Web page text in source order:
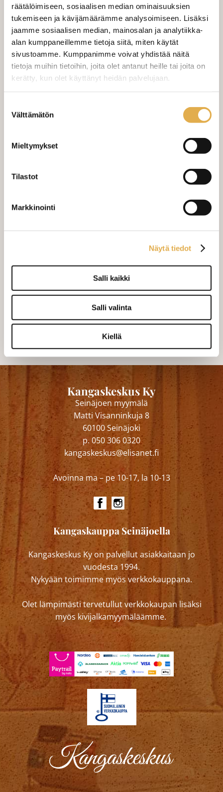
räätälöimiseen, sosiaalisen median ominaisuuksien
tukemiseen ja kävijämäärämme analysoimiseen. Lisäksi
jaamme sosiaalisen median, mainosalan ja analytiikka-
alan kumppaneillemme tietoja siitä, miten käytät
sivustoamme. Kumppanimme voivat yhdistää näitä
tietoja muihin tietoihin, joita olet antanut heille tai joita on
kerätty, kun olet käyttänyt heidän palvelujaan.
valinta
Välttämätön
Mieltymykset
Tilastot
Markkinointi
Näytä tiedot
Salli kaikki
Salli valinta
Kiellä
Kankaan leveys 140 cm. Raportti 63 cm.
28,00 €
28,00 €/m
VALITSE KANKAAN PITUUS
Art Deco Punos
28,00 €/m
Berta Harmaa
28,00 €/m
Kangaskeskus Ky
Seinäjoen myymälä
Matti Visanninkuja 8
60100 Seinäjoki
p. 050 306 0320
kangaskeskus@elisanet.fi
Avoinna ma – pe 10-17, la 10-13
Kangaskauppa Seinäjoella
Kangaskeskus Ky on palvellut asiakkaitaan jo
vuodesta 1994.
Nykyään toimimme myös verkkokauppana.
Olet lämpimästi tervetullut verkkokaupan lisäksi
myös kivijalkamyymäläämme.